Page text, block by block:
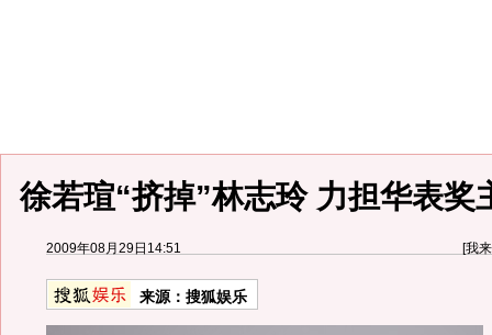
徐若瑄“挤掉”林志玲 力担华表奖
2009年08月29日14:51 [我
来源： 搜狐娱乐